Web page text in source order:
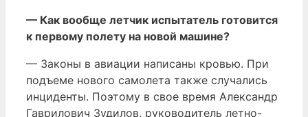
— Как вообще летчик испытатель готовится
к первому полету на новой машине?
— Законы в авиации написаны кровью. При
подъеме нового самолета также случались
инциденты. Поэтому в свое время Александр
Гаврилович Зудилов, руководитель летно-